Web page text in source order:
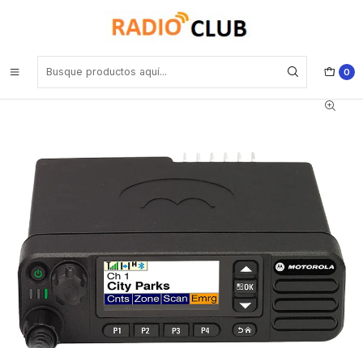
0
Rango UHF Alto 400-520 Mhz (Rango frecuencia Industrial)
Motorola DGM™8500e MOTOTRBO™ UHF 450-527 Mhz 1000CH
DMR 40W Radio móvil original digital y analogica conexión total